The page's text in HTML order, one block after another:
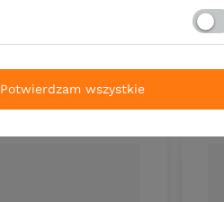
Potwierdzam wszystkie